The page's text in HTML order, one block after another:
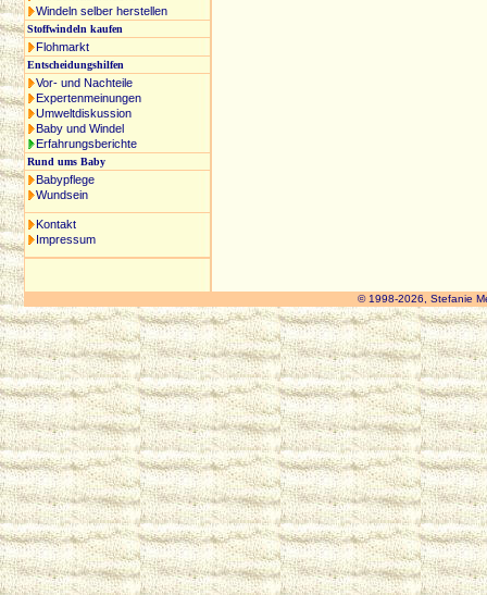
Windeln selber herstellen
Stoffwindeln kaufen
Flohmarkt
Entscheidungshilfen
Vor- und Nachteile
Expertenmeinungen
Umweltdiskussion
Baby und Windel
Erfahrungsberichte
Rund ums Baby
Babypflege
Wundsein
Kontakt
Impressum
© 1998-2026, Stefanie